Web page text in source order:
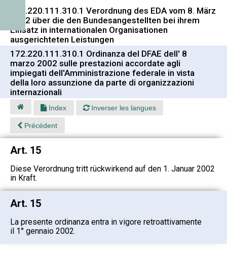
172.220.111.310.1 Verordnung des EDA vom 8. März
2002 über die den Bundesangestellten bei ihrem
Einsatz in internationalen Organisationen
ausgerichteten Leistungen
172.220.111.310.1 Ordinanza del DFAE dell' 8
marzo 2002 sulle prestazioni accordate agli
impiegati dell'Amministrazione federale in vista
della loro assunzione da parte di organizzazioni
internazionali
Index Inverser les langues
Précédent
Art. 15
Diese Verordnung tritt rückwirkend auf den 1. Januar 2002
in Kraft.
Art. 15
La presente ordinanza entra in vigore retroattivamente
il 1° gennaio 2002.